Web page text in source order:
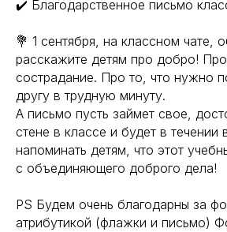
✔️ Благодарственное письмо
💐 1 сентября, на классном чате,
расскажите детям про добро!
сострадание. Про то, что нужно
другу в трудную минуту.
А письмо пусть займет свое,
стене в классе и будет в течении
напоминать детям, что этот
с объединяющего доброго дела!
PS Будем очень благодарны за
атрибутикой (флажки и письмо)